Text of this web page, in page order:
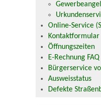
Online-Service
Kontaktformular
Öffnungszeiten
E-Rechnung FAQ
Bürgerservice
Ausweisstatus
Defekte